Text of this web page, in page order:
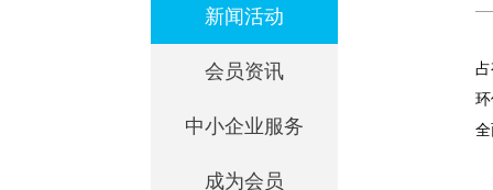
新闻活动
会员资讯
中小企业服务
成为会员
全